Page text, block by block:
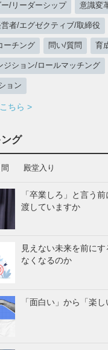
ー/リーダーシップ 意識変
営者/エグゼクティブ/取締役
ーチング 問い/質問 育
ジション/ロールマッチング
ョン
ちら >
グ
殿堂入り
「卒業しろ」と言う
渡していますか
見えない未来を前に
なくなるのか
「面白い」から「楽